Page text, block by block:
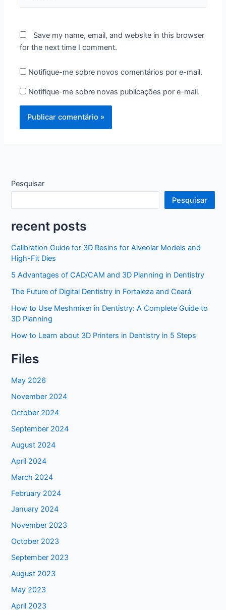
Save my name, email, and website in this browser
for the next time I comment.
Notifique-me sobre novos comentários por e-mail.
Notifique-me sobre novas publicações por e-mail.
Pesquisar
Pesquisar
recent posts
Calibration Guide for 3D Resins for Alveolar Models and
High-Fit Dies
5 Advantages of CAD/CAM and 3D Planning in Dentistry
The Future of Digital Dentistry in Fortaleza and Ceará
How to Use Meshmixer in Dentistry: A Complete Guide to
3D Planning
How to Learn about 3D Printers in Dentistry in 5 Steps
Files
May 2026
November 2024
October 2024
September 2024
August 2024
April 2024
March 2024
February 2024
January 2024
November 2023
October 2023
September 2023
August 2023
May 2023
April 2023